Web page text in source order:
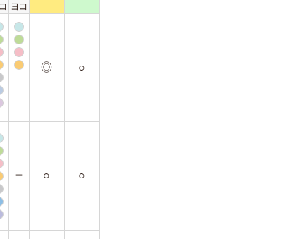
ヨコ
◎ ○
－ ○ ○